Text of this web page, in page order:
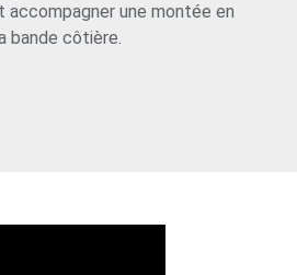
une montée en
bande côtière.